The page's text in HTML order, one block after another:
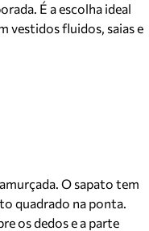
É a escolha ideal
vestidos fluidos, saias e
O sapato tem
quadrado na ponta.
os dedos e a parte